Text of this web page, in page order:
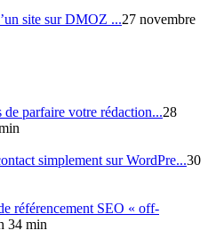
site sur DMOZ ...27 novembre
parfaire votre rédaction...28
simplement sur WordPre...30
référencement SEO « off-
34 min